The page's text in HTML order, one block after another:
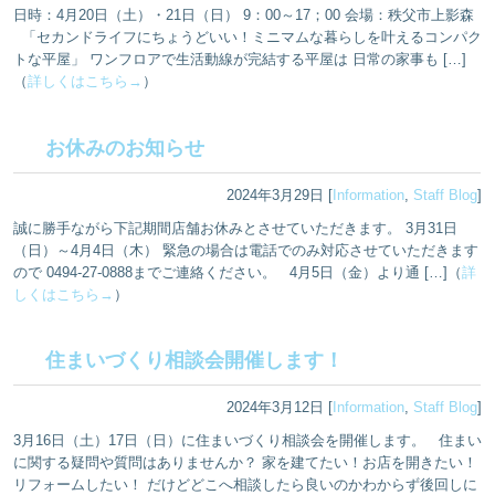
日時：4月20日（土）・21日（日） 9：00～17；00 会場：秩父市上影森
「セカンドライフにちょうどいい！ミニマムな暮らしを叶えるコンパク
トな平屋」 ワンフロアで生活動線が完結する平屋は 日常の家事も […]
（詳しくはこちら→ ）
お休みのお知らせ
2024年3月29日 [Information Staff Blog]
誠に勝手ながら下記期間店舗お休みとさせていただきます。 3月31日
（日）～4月4日（木） 緊急の場合は電話でのみ対応させていただきます
ので 0494-27-0888までご連絡ください。 4月5日（金）より通 […]（詳
しくはこちら→ ）
住まいづくり相談会開催します！
2024年3月12日 [ Information, Staff Blog]
3月16日（土）17日（日）に住まいづくり相談会を開催します。 住まい
に関する疑問や質問はありませんか？ 家を建てたい！お店を開きたい！
リフォームしたい！ だけどどこへ相談したら良いのかわからず後回しに